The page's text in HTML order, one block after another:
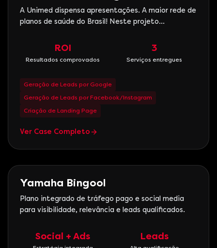
A Unimed dispensa apresentações. A maior rede de
planos de saúde do Brasil! Neste projeto
porto alegre. E temos orgulho de dizer que o
ROI
Resultados comprovados
3
Serviços entregues
Geração de Leads por Google
Geração de Leads por Facebook/Instagram
Criação de Landing Page
Ver Case Completo
Marketing Digital
Yamaha Bingool
Plano integrado de tráfego pago e social media
para visibilidade, relevância e leads qualificados.
Social + Ads Leads